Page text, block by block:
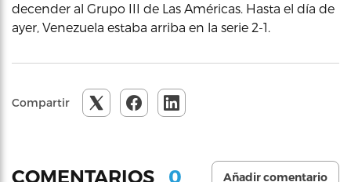
decender al Grupo III de Las Américas. Hasta el día de
ayer, Venezuela estaba arriba en la serie 2-1.
Compartir
COMENTARIOS 0 Añadir comentario